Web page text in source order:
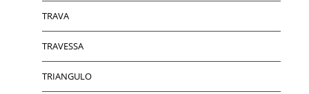
TRAVA
TRAVESSA
TRIANGULO